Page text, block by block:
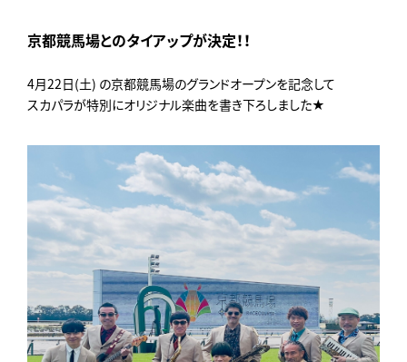
京都競馬場とのタイアップが決定！！
4月22日(土) の京都競馬場のグランドオープンを記念して
スカパラが特別にオリジナル楽曲を書き下ろしました★